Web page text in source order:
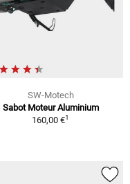
SW-Motech
Sabot Moteur Aluminium
160,00 €1